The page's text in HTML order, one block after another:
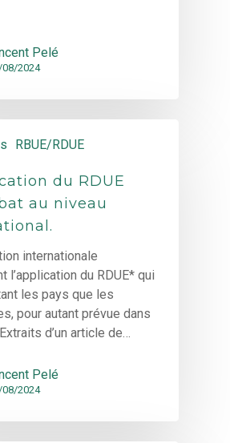
Pelé
2024
RBUE/RDUE
du RDUE
au niveau
internationale
l’application du RDUE* qui
les pays que les
pour autant prévue dans
d’un article de…
Pelé
2024